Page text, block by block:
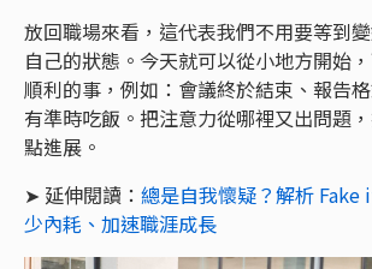
放回職場來看，這代表我們不用要等到
自己的狀態。今天就可以從小地方開始
順利的事，例如：會議終於結束、報告
有準時吃飯。把注意力從哪裡又出問題
點進展。
➤ 延伸閱讀： 總是自我懷疑？解析 Fake
少內耗、加速職涯成長